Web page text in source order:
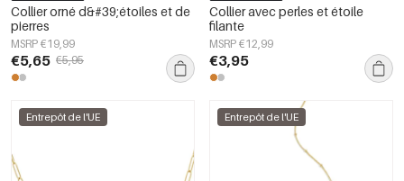
Collier orné d&#39;étoiles et de
pierres
MSRP €19,99
€5,65 €5,95
Collier avec perles et étoile
filante
MSRP €12,99
€3,95
Entrepôt de l'UE Entrepôt de l'UE